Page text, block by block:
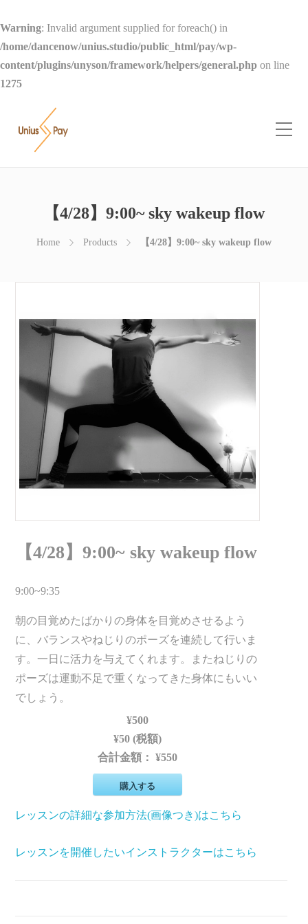
Warning: Invalid argument supplied for foreach() in
/home/dancenow/unius.studio/public_html/pay/wp-
content/plugins/unyson/framework/helpers/general.php on line
1275
【4/28】9:00~ sky wakeup flow
Home Products 【4/28】9:00~ sky wakeup flow
【4/28】9:00~ sky wakeup flow
9:00~9:35
朝の目覚めたばかりの身体を目覚めさせるよう
に、バランスやねじりのポーズを連続して行いま
す。一日に活力を与えてくれます。またねじりの
ポーズは運動不足で重くなってきた身体にもいい
でしょう。
¥500
¥50 (税額)
合計金額：¥550
購入する
レッスンの詳細な参加方法(画像つき)はこちら
レッスンを開催したいインストラクターはこちら